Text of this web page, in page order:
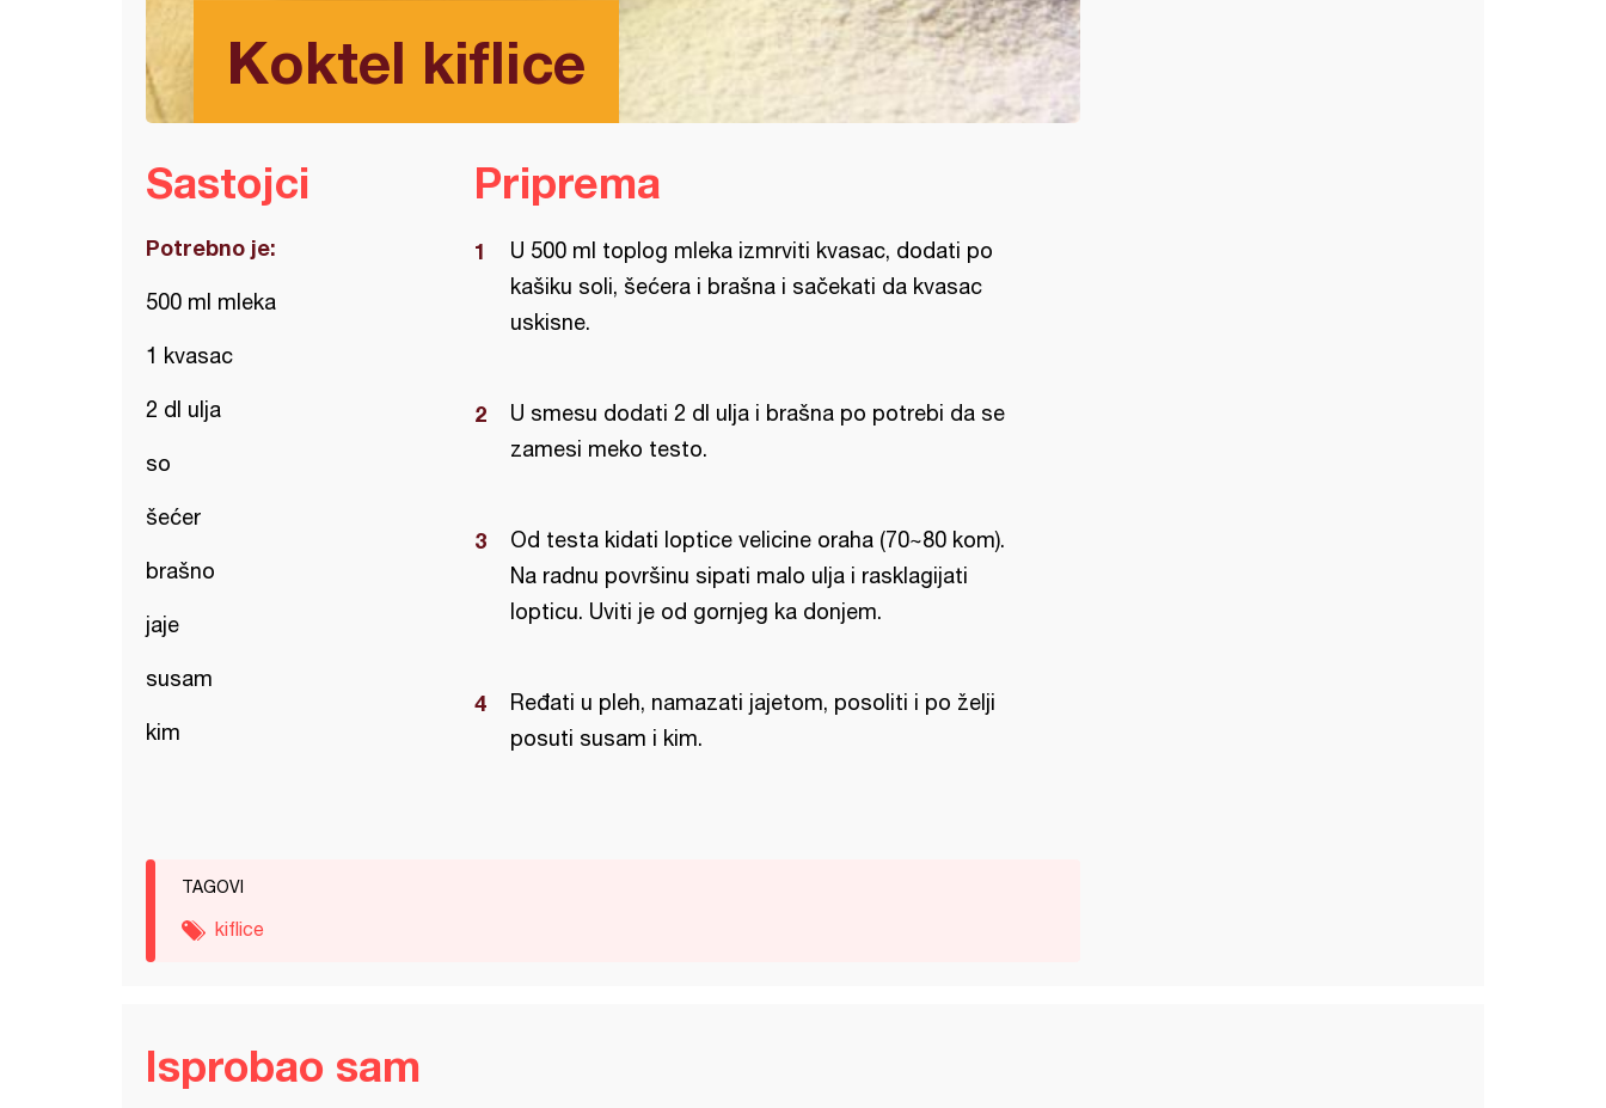
Koktel kiflice
Sastojci
Potrebno je:
500 ml mleka
1 kvasac
2 dl ulja
so
šećer
brašno
jaje
susam
kim
Priprema
U 500 ml toplog mleka izmrviti kvasac, dodati po
kašiku soli, šećera i brašna i sačekati da kvasac
uskisne.
U smesu dodati 2 dl ulja i brašna po potrebi da se
zamesi meko testo.
Od testa kidati loptice velicine oraha (70~80 kom).
Na radnu površinu sipati malo ulja i rasklagijati
lopticu. Uviti je od gornjeg ka donjem.
Ređati u pleh, namazati jajetom, posoliti i po želji
posuti susam i kim.
TAGOVI
kiflice
Isprobao sam